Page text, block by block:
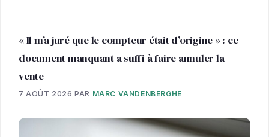
« Il m’a juré que le compteur était d’origine » : ce
document manquant a suffi à faire annuler la
vente
7 AOÛT 2026 PAR MARC VANDENBERGHE